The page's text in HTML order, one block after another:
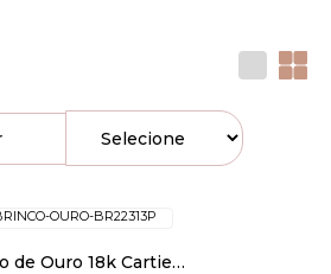
de Ouro 18k Cartier